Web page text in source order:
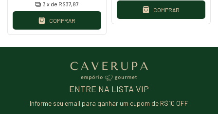
3 x de R$37,87
COMPRAR
COMPRAR
ENTRE NA LISTA VIP
Informe seu email para ganhar um cupom de R$10 OFF